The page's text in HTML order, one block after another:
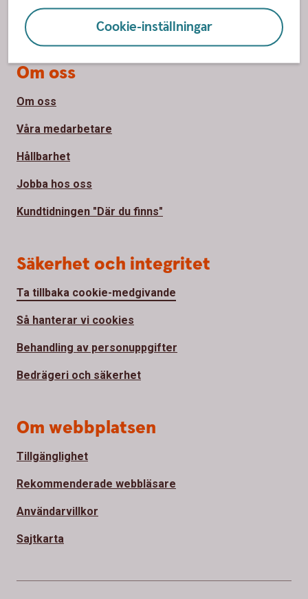
Cookie-inställningar
Bli kund
Om oss
Om oss
Våra medarbetare
Hållbarhet
Jobba hos oss
Kundtidningen "Där du finns"
Säkerhet och integritet
Ta tillbaka cookie-medgivande
Så hanterar vi cookies
Behandling av personuppgifter
Bedrägeri och säkerhet
Om webbplatsen
Tillgänglighet
Rekommenderade webbläsare
Användarvillkor
Sajtkarta